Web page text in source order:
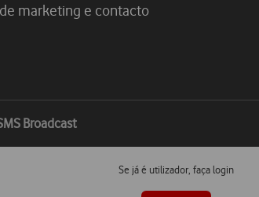
marketing e contacto
Broadcast
Se já é utilizador, faça login